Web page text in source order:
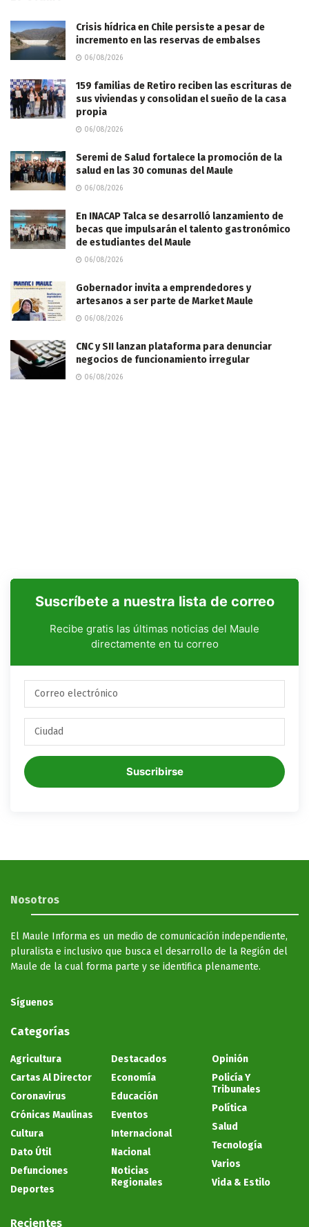
Crisis hídrica en Chile persiste a pesar de
incremento en las reservas de embalses
06/08/2026
159 familias de Retiro reciben las escrituras de
sus viviendas y consolidan el sueño de la casa
propia
06/08/2026
Seremi de Salud fortalece la promoción de la
salud en las 30 comunas del Maule
06/08/2026
En INACAP Talca se desarrolló lanzamiento de
becas que impulsarán el talento gastronómico
de estudiantes del Maule
06/08/2026
Gobernador invita a emprendedores y
artesanos a ser parte de Market Maule
06/08/2026
CNC y SII lanzan plataforma para denunciar
negocios de funcionamiento irregular
06/08/2026
Suscríbete a nuestra lista de correo
Recibe gratis las últimas noticias del Maule
directamente en tu correo
Suscribirse
Nosotros
El Maule Informa es un medio de comunicación independiente,
pluralista e inclusivo que busca el desarrollo de la Región del
Maule de la cual forma parte y se identifica plenamente.
Síguenos
Categorías
Agricultura
Cartas Al Director
Coronavirus
Crónicas Maulinas
Cultura
Dato Útil
Defunciones
Deportes
Destacados
Economía
Educación
Eventos
Internacional
Nacional
Noticias
Regionales
Opinión
Policía Y
Tribunales
Política
Salud
Tecnología
Varios
Vida & Estilo
Recientes